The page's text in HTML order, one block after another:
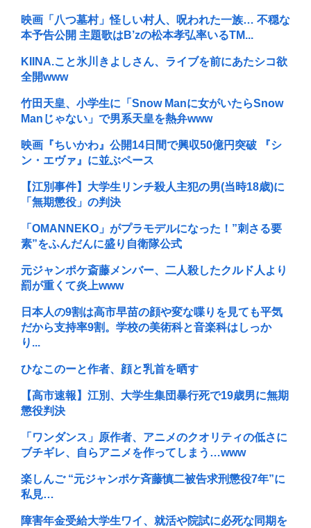
映画「八つ墓村」怪しい村人、呪われた一族… 不穏な
本予告公開 主題歌はB’zの松本孝弘率いるTM...
KIINA.こと氷川きよしさん、ライブを前にあたシコ欲
全開www
竹田天皇、小学生に「Snow Manに女がいたらSnow
Manじゃない」で男系天皇を熱弁www
映画『ちいかわ』公開14日間で興収50億円突破 『シ
ン・エヴァ』に並ぶペース
【江別事件】大学生リンチ殺人主犯の男(当時18歳)に
「無期懲役」の判決
「OMANNEKO」がプラモデルになった！”刺さる要
素”をふんだんに盛り自衛隊公式
元ジャンポケ斎藤メンバー、二人殺したクルド人より
罰が重くて炎上www
日本人の9割は高市早苗の顔や変な喋りを見ても平気
だから支持率9割。学校の美術科と音楽科はしっか
り...
ひなこのーと作者、顔と乳首を晒す
【高市速報】江別、大学生集団暴行死で19歳男に無期
懲役判決
「ワンダンス」原作者、アニメのクオリティの低さに
ブチギレ、自らアニメを作ってしまう…www
楽しんご “元ジャンポケ斉藤慎二被告求刑懲役7年”に
私見…
障害年金受給大学生ワイ、就活や院試に必死な同期を